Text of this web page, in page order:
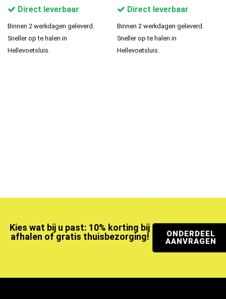
Direct leverbaar
Binnen 2 werkdagen geleverd.
Sneller op te halen in
Hellevoetsluis.
Direct leverbaar
Binnen 2 werkdagen geleverd.
Sneller op te halen in
Hellevoetsluis.
Kies wat bij u past: 10% korting bij
afhalen of gratis thuisbezorging!
ONDERDEEL
AANVRAGEN